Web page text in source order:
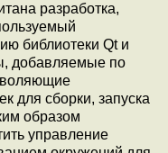
разработка,
библиотеки Qt и
добавляемые по
для сборки, запуска
образом
управление